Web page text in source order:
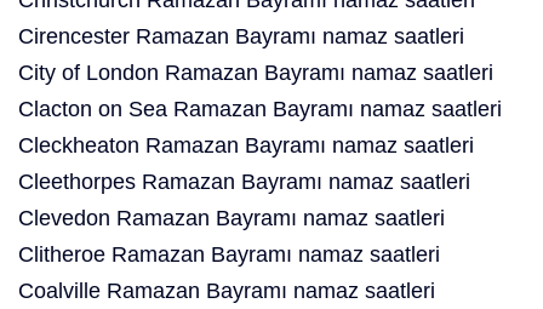
Cirencester Ramazan Bayramı namaz saatleri
City of London Ramazan Bayramı namaz saatleri
Clacton on Sea Ramazan Bayramı namaz saatleri
Cleckheaton Ramazan Bayramı namaz saatleri
Cleethorpes Ramazan Bayramı namaz saatleri
Clevedon Ramazan Bayramı namaz saatleri
Clitheroe Ramazan Bayramı namaz saatleri
Coalville Ramazan Bayramı namaz saatleri